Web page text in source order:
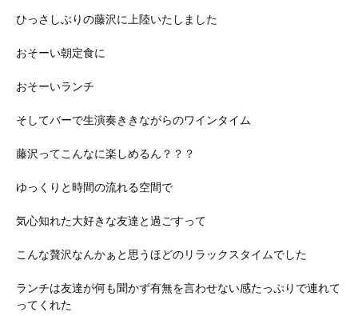
ひっさしぶりの藤沢に上陸いたしました
おそーい朝定食に
おそーいランチ
そしてバーで生演奏ききながらのワインタイム
藤沢ってこんなに楽しめるん？？？
ゆっくりと時間の流れる空間で
気心知れた大好きな友達と過ごすって
こんな贅沢なんかぁと思うほどのリラックスタイムでした
ランチは友達が何も聞かず有無を言わせない感たっぷりで連れて
ってくれた